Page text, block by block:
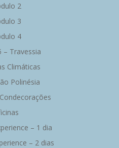
2
3
4
– Travessia
Climáticas
Polinésia
– 1 dia
– 2 dias